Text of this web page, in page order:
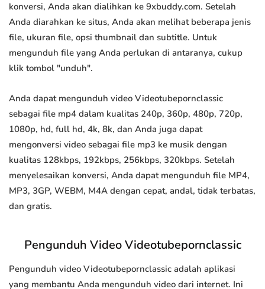
konversi, Anda akan dialihkan ke 9xbuddy.com. Setelah
Anda diarahkan ke situs, Anda akan melihat beberapa jenis
file, ukuran file, opsi thumbnail dan subtitle. Untuk
mengunduh file yang Anda perlukan di antaranya, cukup
klik tombol "unduh".
Anda dapat mengunduh video Videotubepornclassic
sebagai file mp4 dalam kualitas 240p, 360p, 480p, 720p,
1080p, hd, full hd, 4k, 8k, dan Anda juga dapat
mengonversi video sebagai file mp3 ke musik dengan
kualitas 128kbps, 192kbps, 256kbps, 320kbps. Setelah
menyelesaikan konversi, Anda dapat mengunduh file MP4,
MP3, 3GP, WEBM, M4A dengan cepat, andal, tidak terbatas,
dan gratis.
Pengunduh Video Videotubepornclassic
Pengunduh video Videotubepornclassic adalah aplikasi
yang membantu Anda mengunduh video dari internet. Ini